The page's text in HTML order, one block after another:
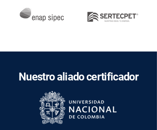
Nuestro aliado certificador